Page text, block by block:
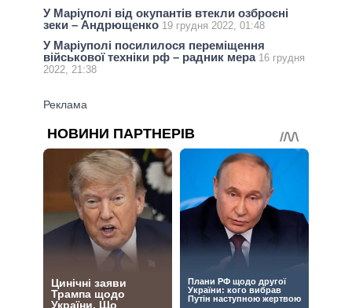
У Маріуполі від окупантів втекли озброєні
зеки – Андрющенко 19 грудня 2022, 01:48
У Маріуполі посилилося переміщення
військової техніки рф – радник мера 16 грудня
2022, 21:38